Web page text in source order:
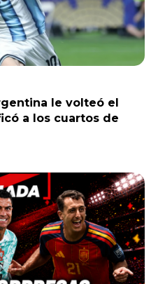
le volteó el
a los cuartos de